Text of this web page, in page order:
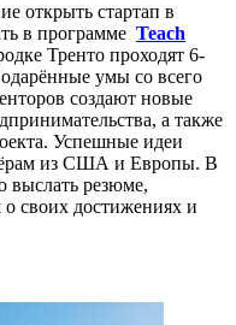
открыть стартап в
в программе Teach
Тренто проходят 6-
умы со всего
создают новые
а также
Успешные идеи
из США и Европы. В
выслать резюме,
своих достижениях и